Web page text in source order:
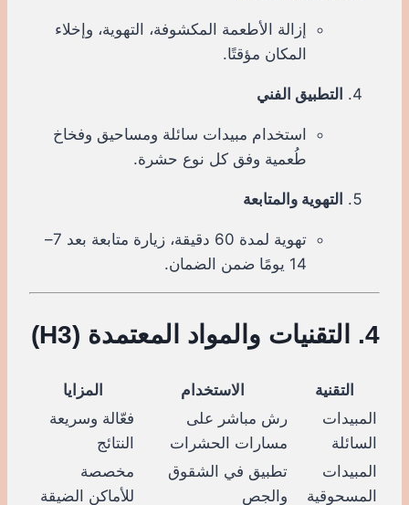
إزالة الأطعمة المكشوفة، التهوية، وإخلاء
المكان مؤقتًا.
التطبيق الفني
استخدام مبيدات سائلة ومساحيق وفخاخ
طُعمية وفق كل نوع حشرة.
التهوية والمتابعة
تهوية لمدة 60 دقيقة، زيارة متابعة بعد 7–
14 يومًا ضمن الضمان.
4. التقنيات والمواد المعتمدة (H3)
التقنية الاستخدام
المزايا
المبيدات
السائلة
رش مباشر على
مسارات الحشرات
فعّالة وسريعة
النتائج
المبيدات
المسحوقية
تطبيق في الشقوق
والجص
مخصصة
للأماكن الضيقة